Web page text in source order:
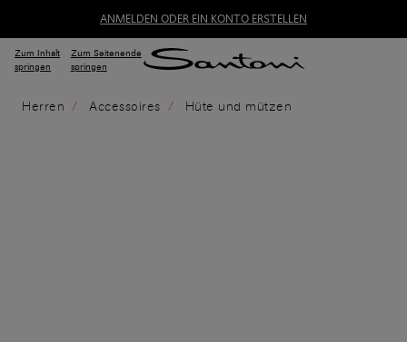
ANMELDEN ODER EIN KONTO ERSTELLEN
Zum Inhalt
springen
Zum Seitenende
springen
Herren Accessoires Hüte und mützen